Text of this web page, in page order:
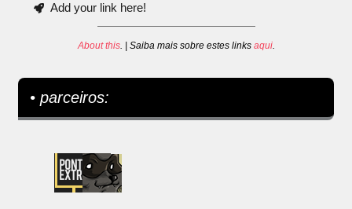
Add your link here!
About this. | Saiba mais sobre estes links aqui.
• parceiros: